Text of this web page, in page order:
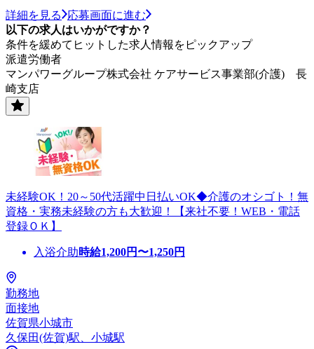
詳細を見る
応募画面に進む
以下の求人はいかがですか？
条件を緩めてヒットした求人情報をピックアップ
派遣労働者
マンパワーグループ株式会社 ケアサービス事業部(介護) 長
崎支店
未経験OK！20～50代活躍中日払いOK◆介護のオシゴト！無
資格・実務未経験の方も大歓迎！【来社不要！WEB・電話
登録ＯＫ】
入浴介助時給1,200円〜1,250円
勤務地
面接地
佐賀県小城市
久保田(佐賀)駅、小城駅